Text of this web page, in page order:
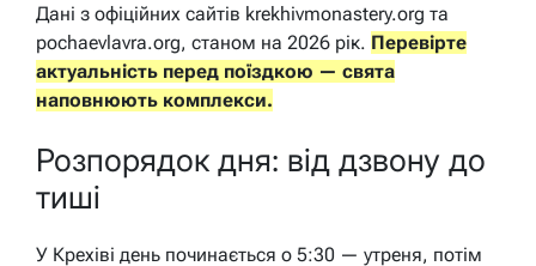
Дані з офіційних сайтів krekhivmonastery.org та
pochaevlavra.org, станом на 2026 рік. Перевірте
актуальність перед поїздкою — свята
наповнюють комплекси.
Розпорядок дня: від дзвону до
тиші
У Крехіві день починається о 5:30 — утреня, потім